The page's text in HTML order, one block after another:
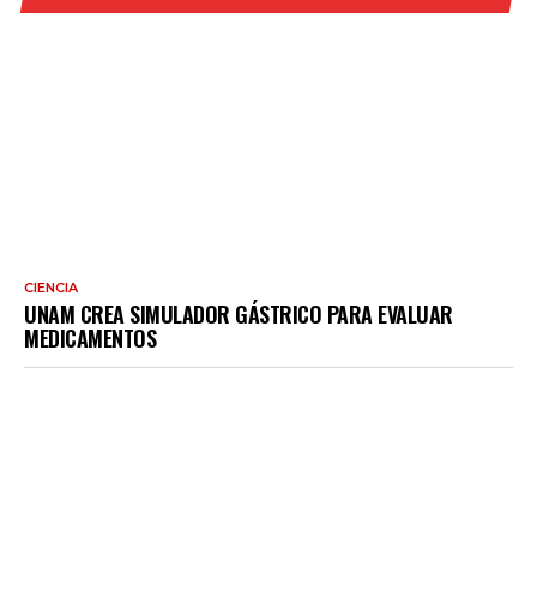
CIENCIA
UNAM CREA SIMULADOR GÁSTRICO PARA EVALUAR
MEDICAMENTOS